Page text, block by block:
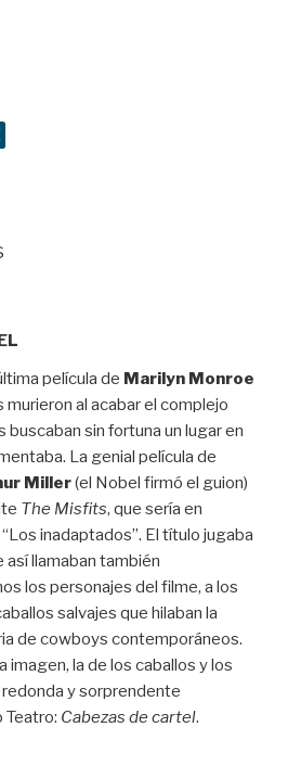
película de Marilyn Monroe
murieron al acabar el complejo
buscaban sin fortuna un lugar en
La genial película de
Miller(el Nobel firmó el guion)
The Misfits, que sería en
inadaptados”. El título jugaba
así llamaban también
los personajes del filme, a los
salvajes que hilaban la
de cowboys contemporáneos.
imagen, la de los caballos y los
y sorprendente
Teatro: Cabezas de cartel.